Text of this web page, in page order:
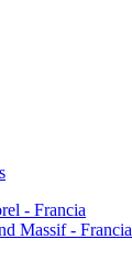
- Francia
Massif - Francia